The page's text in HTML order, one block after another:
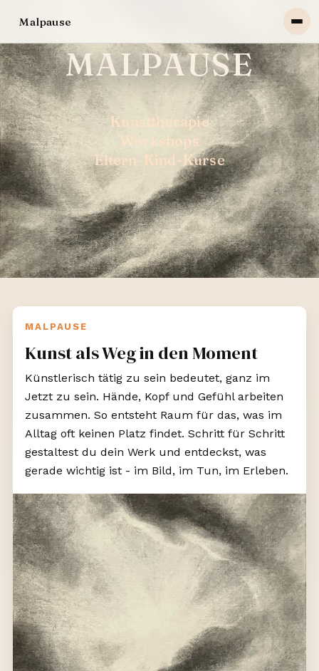
MALPAUSE
Kunsttherapie
Workshops
Eltern-Kind-Kurse
Malpause
MALPAUSE
Kunst als Weg in den Moment
Künstlerisch tätig zu sein bedeutet, ganz im
Jetzt zu sein. Hände, Kopf und Gefühl arbeiten
zusammen. So entsteht Raum für das, was im
Alltag oft keinen Platz findet. Schritt für Schritt
gestaltest du dein Werk und entdeckst, was
gerade wichtig ist - im Bild, im Tun, im Erleben.